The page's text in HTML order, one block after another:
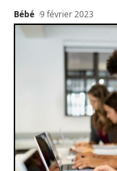
Bébé 9 février 2023